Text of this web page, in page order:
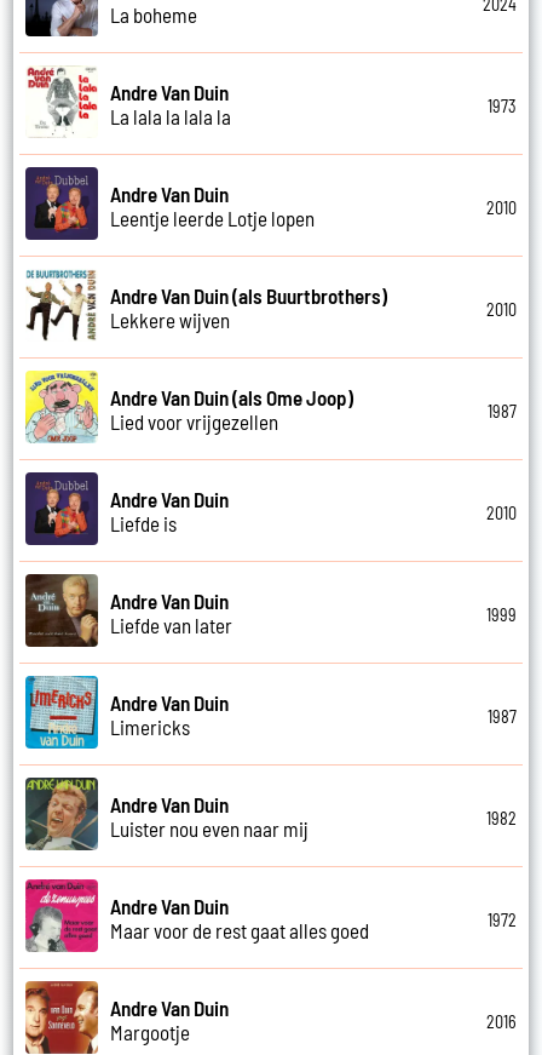
La boheme
Andre Van Duin
La lala la lala la
1973
Andre Van Duin
Leentje leerde Lotje lopen
2010
Andre Van Duin (als Buurtbrothers)
Lekkere wijven
2010
Andre Van Duin (als Ome Joop)
Lied voor vrijgezellen
1987
Andre Van Duin
Liefde is
2010
Andre Van Duin
Liefde van later
1999
Andre Van Duin
Limericks
1987
Andre Van Duin
Luister nou even naar mij
1982
Andre Van Duin
Maar voor de rest gaat alles goed
1972
Andre Van Duin
Margootje
2016